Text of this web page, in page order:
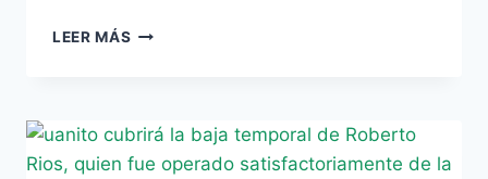
LEER MÁS [VIDEO]
DIOS’
DE
MOLINA: